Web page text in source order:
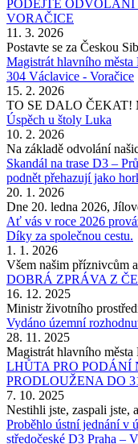
PODEJTE
VORAČICE
11. 3. 2026
Postavte se za Českou
Magistrát hlavního
304 Václavice - Voračice
15. 2. 2026
TO SE DALO ČEKAT!
Úspěch u štoly Luka
10. 2. 2026
Na základě odvolání
Skandál na trase D3 –
podnět přehazují jako
20. 1. 2026
Dne 20. ledna 2026,
Ať vás v roce 2026
Díky za společnou cestu.
1. 1. 2026
Všem našim příznivcům
DOBRÁ ZPRÁVA Z
16. 12. 2025
Ministr životního
Vydáno územní
28. 11. 2025
Magistrát hlavního
LHŮTA PRO PODÁNÍ
PRODLOUŽENA DO
7. 10. 2025
Nestihli jste, zaspali jste,
Proběhlo ústní jednání v
středočeské D3 Praha –